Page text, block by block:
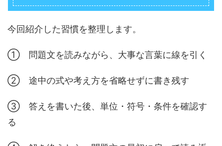
今回紹介した習慣を整理します。
① 問題文を読みながら、大事な言葉に線を引く
② 途中の式や考え方を省略せずに書き残す
③ 答えを書いた後、単位・符号・条件を確認す
る